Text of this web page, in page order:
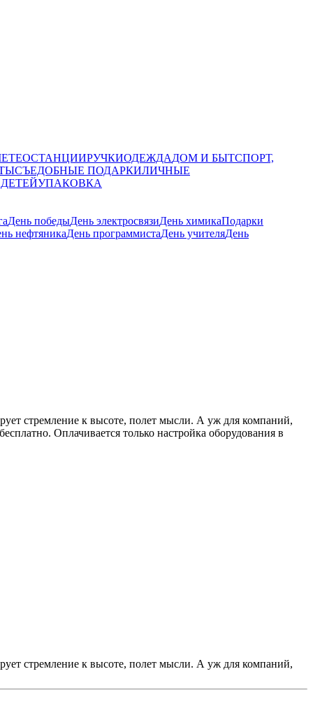
РУЧКИОДЕЖДАДОМ И БЫТСПОРТ,
СЪЕДОБНЫЕ ПОДАРКИЛИЧНЫЕ
УПАКОВКА
День победыДень электросвязиДень химикаПодарки
нефтяникаДень программистаДень учителяДень
стремление к высоте, полет мысли. А уж для компаний,
Оплачивается только настройка оборудования в
стремление к высоте, полет мысли. А уж для компаний,